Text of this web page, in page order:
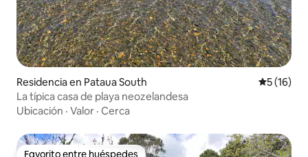
Residencia en Pataua South
5 (16)
La típica casa de playa neozelandesa
Ubicación · Valor · Cerca
Favorito entre huéspedes